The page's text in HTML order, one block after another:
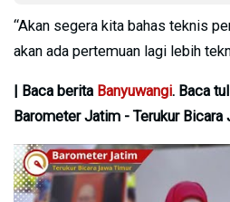
“Akan segera kita bahas teknis
akan ada pertemuan lagi lebih
| Baca berita Banyuwangi. Baca
Barometer Jatim - Terukur Bicara